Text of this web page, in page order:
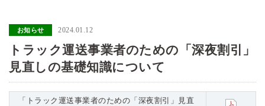
お知らせ 2024.01.12
トラック運送事業者のための「深夜割引」
見直しの基礎知識について
「トラック運送事業者のための「深夜割引」見直